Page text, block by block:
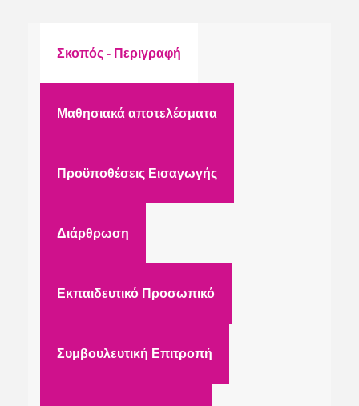
Σκοπός - Περιγραφή
Μαθησιακά αποτελέσματα
Προϋποθέσεις Εισαγωγής
Διάρθρωση
Εκπαιδευτικό Προσωπικό
Συμβουλευτική Επιτροπή